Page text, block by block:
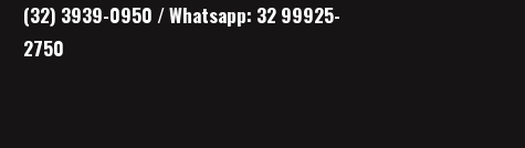
(32) 3939-0950 / Whatsapp: 32 99925-
2750